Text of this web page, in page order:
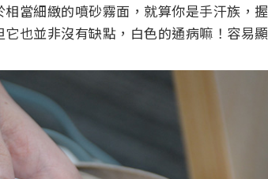
當細緻的噴砂霧面，就算你是手汗族，握
也並非沒有缺點，白色的通病嘛！容易顯